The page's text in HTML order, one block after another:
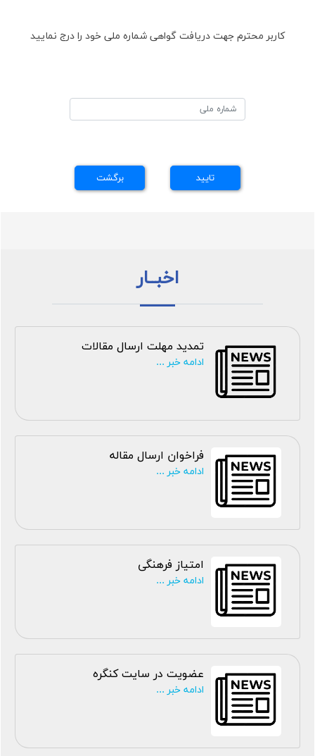
کاربر محترم جهت دریافت گواهی شماره ملی خود را درج نمایید
اخبــار
تمدید مهلت ارسال مقالات
ادامه خبر ...
فراخوان ارسال مقاله
ادامه خبر ...
امتیاز فرهنگی
ادامه خبر ...
عضویت در سایت کنگره
ادامه خبر ...